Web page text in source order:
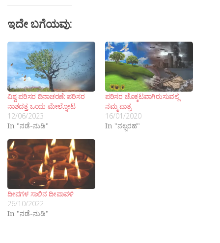
ಇದೇ ಬಗೆಯವು:
ವಿಶ್ವ ಪರಿಸರ ದಿನಾಚರಣೆ: ಪರಿಸರ
ನಾಶದತ್ತ ಒಂದು ಮೇಲ್ನೋಟ
12/06/2023
In "ನಡೆ-ನುಡಿ"
ಪರಿಸರ ಚೊಕ್ಕಟವಾಗಿರುಸುವಲ್ಲಿ
ನಮ್ಮ ಪಾತ್ರ
16/01/2020
In "ನಲ್ಬರಹ"
ದೀಪಗಳ ಸಾಲಿನ ದೀಪಾವಳಿ
26/10/2022
In "ನಡೆ-ನುಡಿ"